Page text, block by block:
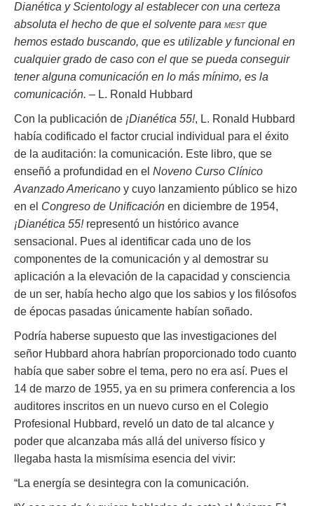
Dianética y Scientology al establecer con una certeza
absoluta el hecho de que el solvente para mestque
hemos estado buscando, que es utilizable y funcional en
cualquier grado de caso con el que se pueda conseguir
tener alguna comunicación en lo más mínimo, es la
comunicación. – L. Ronald Hubbard
Con la publicación de ¡Dianética 55!, L. Ronald Hubbard
había codificado el factor crucial individual para el éxito
de la auditación: la comunicación. Este libro, que se
enseñó a profundidad en el Noveno Curso Clínico
Avanzado Americano y cuyo lanzamiento público se hizo
en el Congreso de Unificación en diciembre de 1954,
¡Dianética 55!representó un histórico avance
sensacional. Pues al identificar cada uno de los
componentes de la comunicación y al demostrar su
aplicación a la elevación de la capacidad y consciencia
de un ser, había hecho algo que los sabios y los filósofos
de épocas pasadas únicamente habían soñado.
Podría haberse supuesto que las investigaciones del
señor Hubbard ahora habrían proporcionado todo cuanto
había que saber sobre el tema, pero no era así. Pues el
14 de marzo de 1955, ya en su primera conferencia a los
auditores inscritos en un nuevo curso en el Colegio
Profesional Hubbard, reveló un dato de tal alcance y
poder que alcanzaba más allá del universo físico y
llegaba hasta la mismísima esencia del vivir:
“La energía se desintegra con la comunicación.